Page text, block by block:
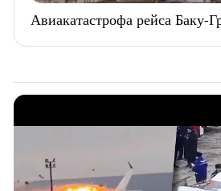
Авиакатастрофа рейса Баку-